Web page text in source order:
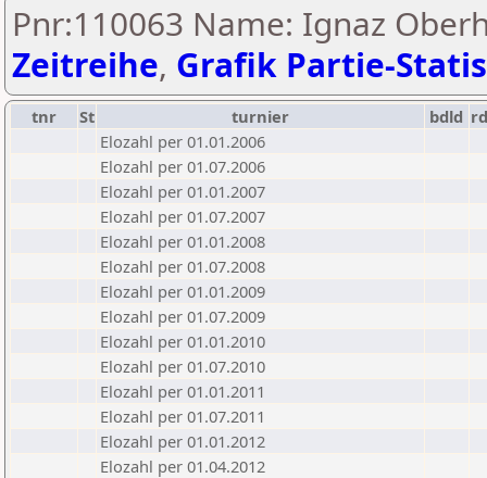
Pnr:110063 Name: Ignaz
Zeitreihe, Grafik Partie-
tnr St turnier bdld rd
Elozahl per 01.01.2006
Elozahl per 01.07.2006
Elozahl per 01.01.2007
Elozahl per 01.07.2007
Elozahl per 01.01.2008
Elozahl per 01.07.2008
Elozahl per 01.01.2009
Elozahl per 01.07.2009
Elozahl per 01.01.2010
Elozahl per 01.07.2010
Elozahl per 01.01.2011
Elozahl per 01.07.2011
Elozahl per 01.01.2012
Elozahl per 01.04.2012